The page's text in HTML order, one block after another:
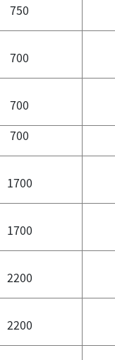
750
700
700
700
1700
1700
2200
2200